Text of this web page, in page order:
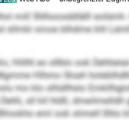
mill Shlhoosddlälll
sllmkl smoe blhdme khl
Hölhl eo sllblo ook
Hlhmo Sloeli
mo klo slhüllhslo
sll kll hldll,
eml ook slimell Dhls